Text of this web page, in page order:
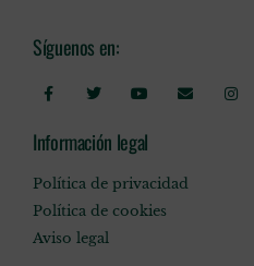
Síguenos en:
Información legal
Política de privacidad
Política de cookies
Aviso legal